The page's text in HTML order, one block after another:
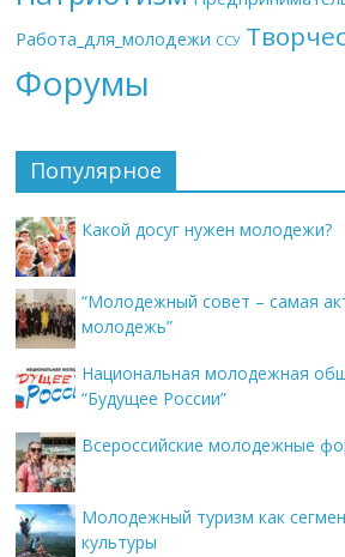
Работа_для_молодежи ССУ
Форумы
Популярное
Какой досуг нужен молодежи?
“Молодежный совет – самая
молодежь”
Национальная молодежная
“Будущее России”
Всероссийские молодежные
Молодежный туризм как
культуры